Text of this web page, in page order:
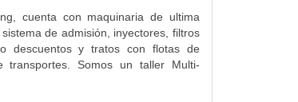
cuenta con maquinaria de ultima
de admisión, inyectores, filtros
descuentos y tratos con flotas de
transportes. Somos un taller Multi-